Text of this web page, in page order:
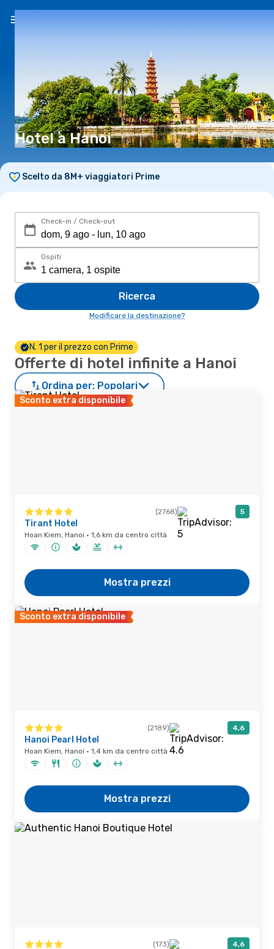
Hotel a Hanoi
Scelto da 8M+ viaggiatori Prime
Check-in / Check-out
Ospiti
Ricerca
Modificare la destinazione?
N. 1 per il prezzo con Prime
Offerte di hotel infinite a Hanoi
Ordina per: Popolari
Sconto extra disponibile
(2768) 5
Tirant Hotel
Hoan Kiem, Hanoi · 1,6 km da centro città
Mostra prezzi
Sconto extra disponibile
(2189) 4,6
Hanoi Pearl Hotel
Hoan Kiem, Hanoi · 1,4 km da centro città
Mostra prezzi
(173) 4,6